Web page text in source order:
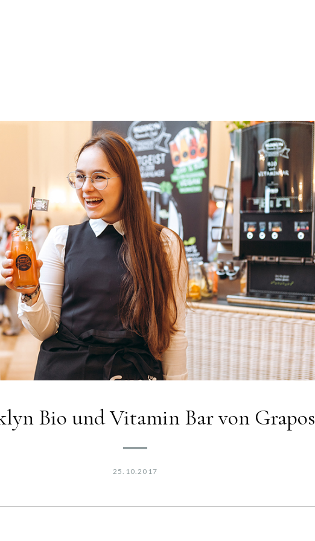
Bio und Vitamin Bar von Grapos
25.10.2017